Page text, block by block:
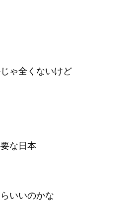
ゃ全くないけど
な日本
いいのかな